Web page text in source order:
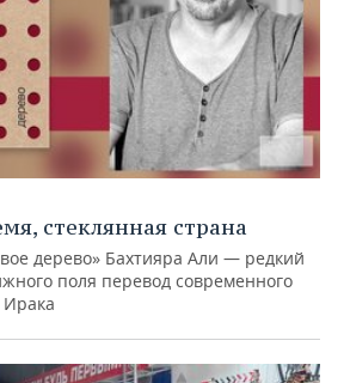
стеклянная страна
дерево» Бахтияра Али — редкий
поля перевод современного
Ирака